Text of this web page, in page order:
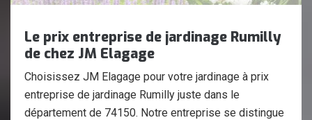
Le prix entreprise de jardinage Rumilly
de chez JM Elagage
Choisissez JM Elagage pour votre jardinage à prix
entreprise de jardinage Rumilly juste dans le
département de 74150. Notre entreprise se distingue